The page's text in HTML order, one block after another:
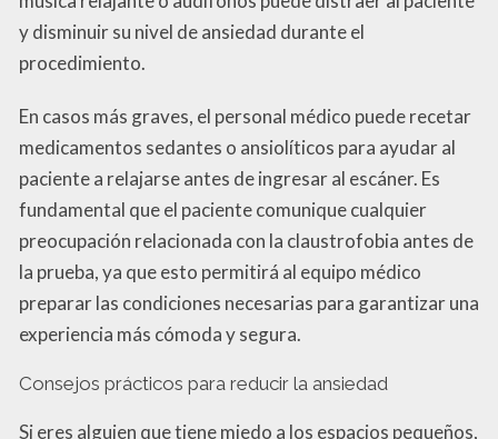
y disminuir su nivel de ansiedad durante el
procedimiento.
En casos más graves, el personal médico puede recetar
medicamentos sedantes o ansiolíticos para ayudar al
paciente a relajarse antes de ingresar al escáner. Es
fundamental que el paciente comunique cualquier
preocupación relacionada con la claustrofobia antes de
la prueba, ya que esto permitirá al equipo médico
preparar las condiciones necesarias para garantizar una
experiencia más cómoda y segura.
Consejos prácticos para reducir la ansiedad
Si eres alguien que tiene miedo a los espacios pequeños,